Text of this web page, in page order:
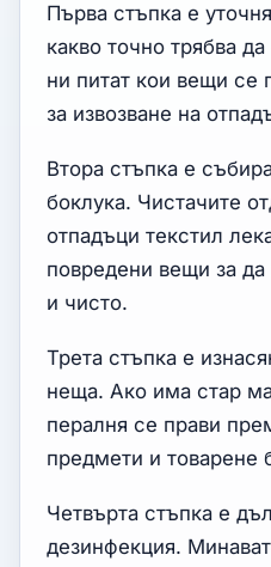
Първа стъпка е
какво точно трябва
ни питат кои вещи се
за извозване на
Втора стъпка е
боклука. Чистачите
отпадъци текстил
повредени вещи за да
и чисто.
Трета стъпка е
неща. Ако има стар
пералня се прави
предмети и товарене
Четвърта стъпка е
дезинфекция.